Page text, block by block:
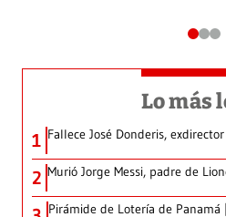
Lo más
1 Fallece José Donderis,
2 Murió Jorge Messi, padre de
Pirámide de Lotería de